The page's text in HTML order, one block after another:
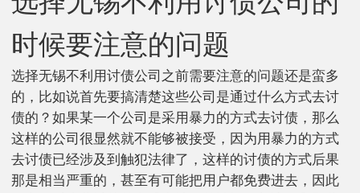
时候要注意的问题
选择无锡不利用讨债公司之前需要注意的问题还是蛮多
的，比如说首先要搞清楚这些公司是通过什么方式去讨
债的？如果某一个公司是采用暴力的方式去讨债，那么
这样的公司很显然就不能够被接受，因为用暴力的方式
去讨债已经涉及到触犯法律了，这样的讨债的方式后果
那是相当严重的，甚至有可能把用户都免费进去，因此